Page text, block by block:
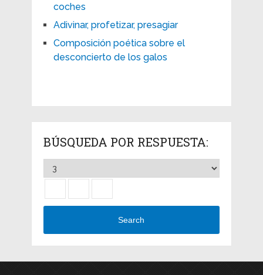
coches
Adivinar, profetizar, presagiar
Composición poética sobre el
desconcierto de los galos
BÚSQUEDA POR RESPUESTA:
Search